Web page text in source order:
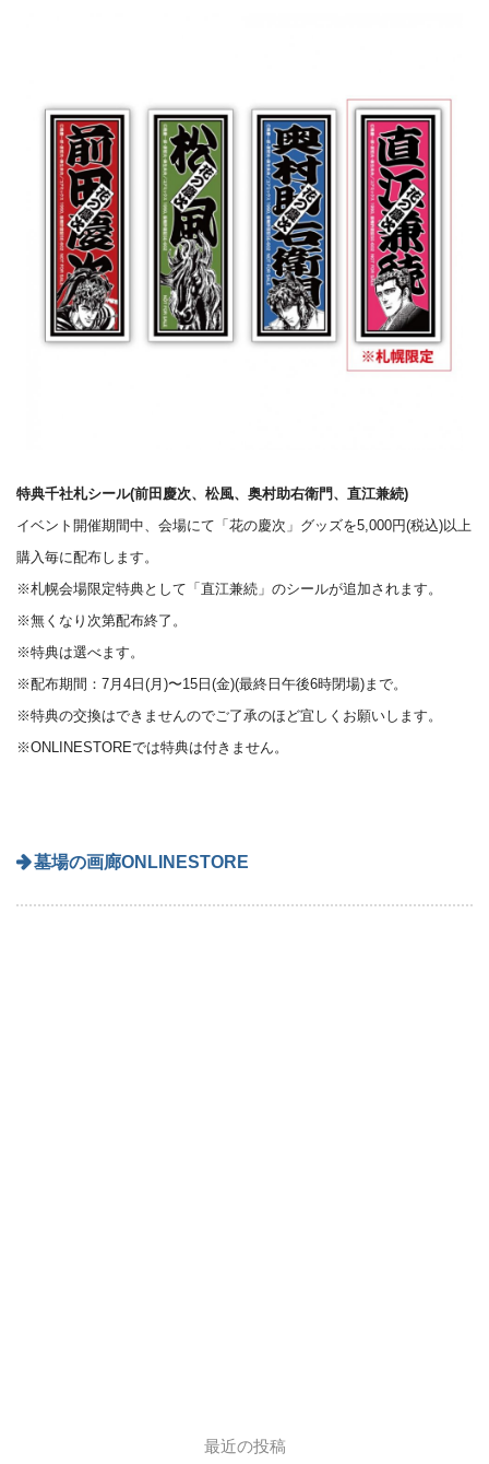
特典千社札シール(前田慶次、松風、奥村助右衛門、直江兼続)
イベント開催期間中、会場にて「花の慶次」グッズを5,000円(税込)以上
購入毎に配布します。
※札幌会場限定特典として「直江兼続」のシールが追加されます。
※無くなり次第配布終了。
※特典は選べます。
※配布期間：7月4日(月)〜15日(金)(最終日午後6時閉場)まで。
※特典の交換はできませんのでご了承のほど宜しくお願いします。
※ONLINESTOREでは特典は付きません。
墓場の画廊ONLINESTORE
最近の投稿